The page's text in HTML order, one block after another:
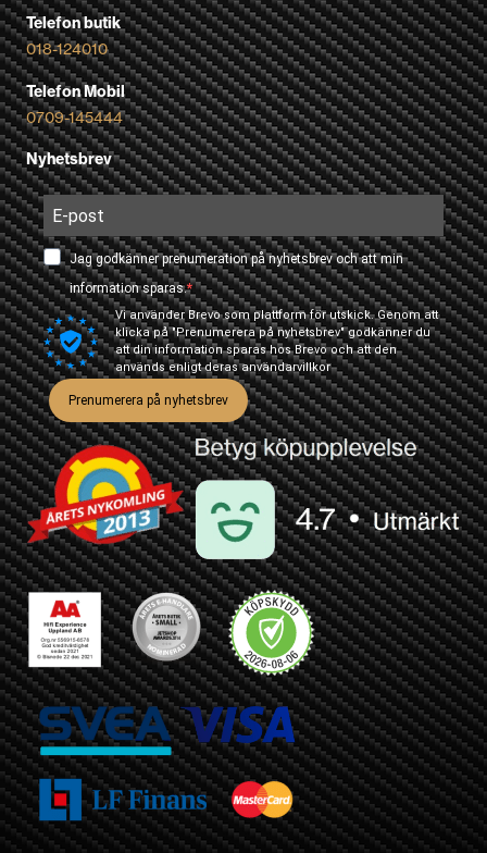
Telefon butik
018-124010
Telefon Mobil
0709-145444
Nyhetsbrev
Jag godkänner prenumeration på nyhetsbrev och att min
information sparas.
Vi använder Brevo som plattform för utskick. Genom att
klicka på "Prenumerera på nyhetsbrev" godkänner du
att din information sparas hos Brevo och att den
används enligt derasanvändarvillkor
Prenumerera på nyhetsbrev